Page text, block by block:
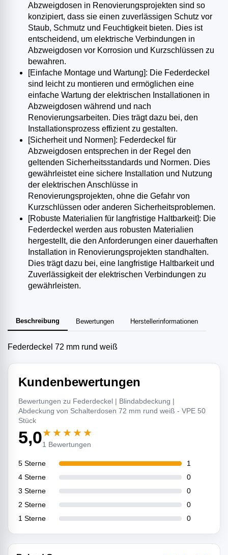
Abzweigdosen in Renovierungsprojekten sind so
konzipiert, dass sie einen zuverlässigen Schutz vor
Staub, Schmutz und Feuchtigkeit bieten. Dies ist
entscheidend, um elektrische Verbindungen in
Abzweigdosen vor Korrosion und Kurzschlüssen zu
bewahren.
[Einfache Montage und Wartung]: Die Federdeckel
sind leicht zu montieren und ermöglichen eine
einfache Wartung der elektrischen Installationen in
Abzweigdosen während und nach
Renovierungsarbeiten. Dies trägt dazu bei, den
Installationsprozess effizient zu gestalten.
[Sicherheit und Normen]: Federdeckel für
Abzweigdosen entsprechen in der Regel den
geltenden Sicherheitsstandards und Normen. Dies
gewährleistet eine sichere Installation und Nutzung
der elektrischen Anschlüsse in
Renovierungsprojekten, ohne die Gefahr von
Kurzschlüssen oder anderen Sicherheitsproblemen.
[Robuste Materialien für langfristige Haltbarkeit]: Die
Federdeckel werden aus robusten Materialien
hergestellt, die den Anforderungen einer dauerhaften
Installation in Renovierungsprojekten standhalten.
Dies trägt dazu bei, eine langfristige Haltbarkeit und
Zuverlässigkeit der elektrischen Verbindungen zu
gewährleisten.
Beschreibung Bewertungen Herstellerinformationen
Federdeckel 72 mm rund weiß
Kundenbewertungen
Bewertungen zu Federdeckel | Blindabdeckung |
Abdeckung von Schalterdosen 72 mm rund weiß - VPE 50
Stück
5,0★★★★★
1 Bewertungen
5 Sterne
1
4 Sterne
0
3 Sterne
0
2 Sterne
0
1 Sterne
0